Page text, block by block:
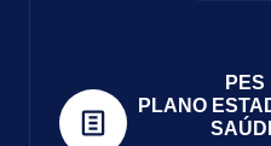
PES
PLANO